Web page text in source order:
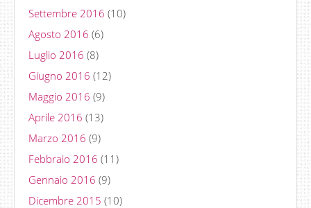
Settembre 2016 (10)
Agosto 2016 (6)
Luglio 2016 (8)
Giugno 2016 (12)
Maggio 2016 (9)
Aprile 2016 (13)
Marzo 2016 (9)
Febbraio 2016 (11)
Gennaio 2016 (9)
Dicembre 2015 (10)